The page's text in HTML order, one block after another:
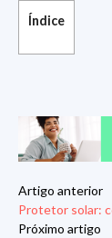
Índice
Artigo anterior
Protetor solar:
Próximo artigo